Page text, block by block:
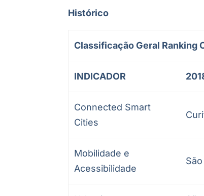
Histórico
Classificação Geral Ranking
INDICADOR
Connected Smart
Cities
Mobilidade e
Acessibilidade